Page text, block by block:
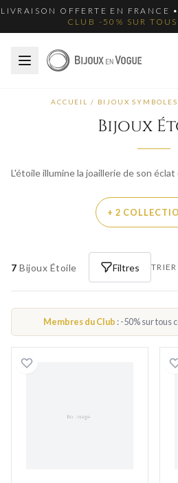
LIVRAISON OFFERTE EN FRANCE
CLUB -50% SUR
ACCUEIL / BIJOUX SYMBOLES
Bijoux
+ 2
PAR THÈME
BOUCLES D'OREILLES ÉTOILE
7 Bijoux Étoile Filtres TRIER
Membres du Club : -50% sur tous
Pendentif Plaqué Or